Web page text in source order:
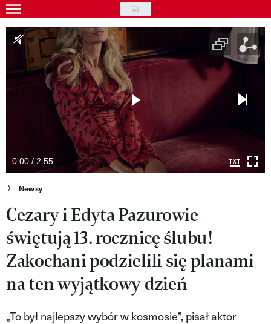
Skip
to
main
content
Gwiazdy
Ludzie
Moda
Kultura
Wideo
Nasze akcje
VIVA!ART
VIVA!MODA
VIVA!LIFESTYLE
VIVA!MAN
0:00 / 2:55
Newsy
Cezary i Edyta Pazurowie
świętują 13. rocznicę ślubu!
Zakochani podzielili się planami
na ten wyjątkowy dzień
„To był najlepszy wybór w kosmosie”, pisał aktor